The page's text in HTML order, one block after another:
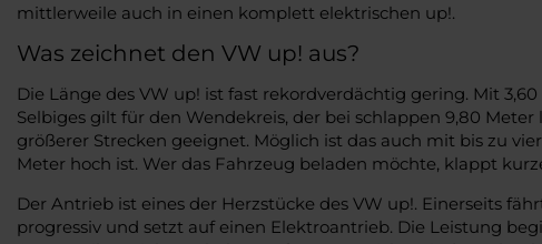
mittlerweile auch in einen komplett elektrischen up!.
Was zeichnet den VW up! aus?
Die Länge des VW up! ist fast rekordverdächtig gering. Mit
Selbiges gilt für den Wendekreis, der bei schlappen 9,80
größerer Strecken geeignet. Möglich ist das auch mit bis zu
Meter hoch ist. Wer das Fahrzeug beladen möchte, klappt
Der Antrieb ist eines der Herzstücke des VW up!. Einerseits
progressiv und setzt auf einen Elektroantrieb. Die Leistung